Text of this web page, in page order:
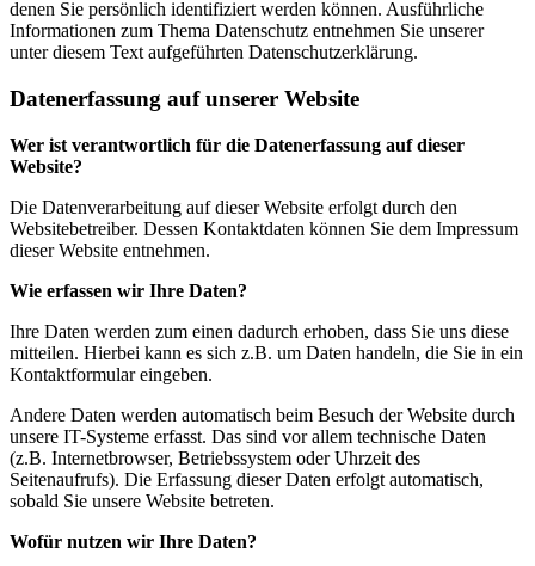
denen Sie persönlich identifiziert werden können. Ausführliche
Informationen zum Thema Datenschutz entnehmen Sie unserer
unter diesem Text aufgeführten Datenschutzerklärung.
Datenerfassung auf unserer Website
Wer ist verantwortlich für die Datenerfassung auf dieser
Website?
Die Datenverarbeitung auf dieser Website erfolgt durch den
Websitebetreiber. Dessen Kontaktdaten können Sie dem Impressum
dieser Website entnehmen.
Wie erfassen wir Ihre Daten?
Ihre Daten werden zum einen dadurch erhoben, dass Sie uns diese
mitteilen. Hierbei kann es sich z.B. um Daten handeln, die Sie in ein
Kontaktformular eingeben.
Andere Daten werden automatisch beim Besuch der Website durch
unsere IT-Systeme erfasst. Das sind vor allem technische Daten
(z.B. Internetbrowser, Betriebssystem oder Uhrzeit des
Seitenaufrufs). Die Erfassung dieser Daten erfolgt automatisch,
sobald Sie unsere Website betreten.
Wofür nutzen wir Ihre Daten?